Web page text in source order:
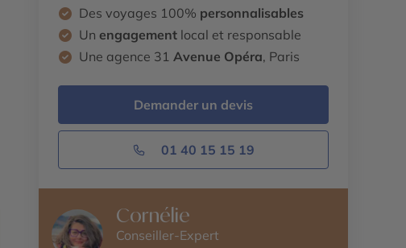
Des voyages 100% personnalisables
Un engagement local et responsable
Une agence 31 Avenue Opéra, Paris
Demander un devis
01 40 15 15 19
Cornélie
Conseiller-Expert